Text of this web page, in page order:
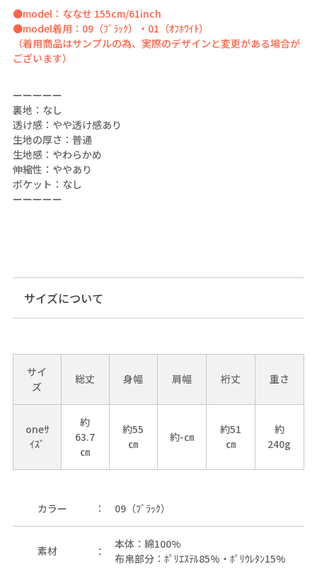
●model：ななせ 155cm/61inch
●model着用：09（ﾌﾞﾗｯｸ）・01（ｵﾌﾎﾜｲﾄ）
（着用商品はサンプルの為、実際のデザインと変更がある場合が
ございます）
ーーーーー
裏地：なし
透け感：やや透け感あり
生地の厚さ：普通
生地感：やわらかめ
伸縮性：ややあり
ポケット：なし
ーーーーー
サイズについて
サイ
ズ
総丈 身幅 肩幅 裄丈 重さ
oneｻ
ｲｽﾞ
約
63.7
㎝
約55
㎝
約-㎝
約51
㎝
約
240g
カラー 09（ﾌﾞﾗｯｸ）
素材
本体：綿100%
布帛部分：ﾎﾟﾘｴｽﾃﾙ85%・ﾎﾟﾘｳﾚﾀﾝ15%